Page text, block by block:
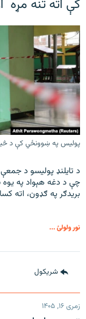
کې اته تنه مړه او ۱۵ نور ټپیان
پولیس په ښوونځي کې د
چې د دغه هېواد په
بریدګر په ګډون، اته کسان وژل
نور ولولئ ...
شريکول
زمری ۱۶, ۱۴۰۵